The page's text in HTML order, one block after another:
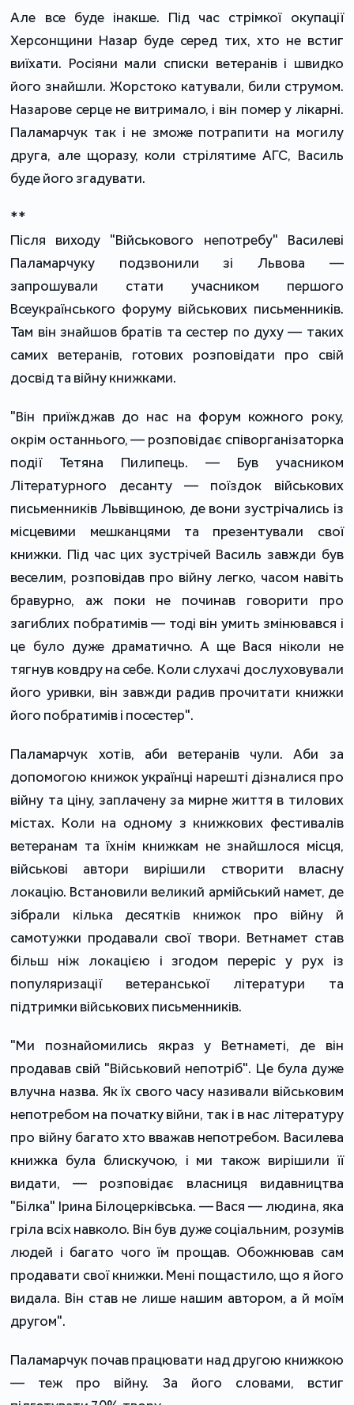
Але все буде інакше. Під час стрімкої окупації
Херсонщини Назар буде серед тих, хто не встиг
виїхати. Росіяни мали списки ветеранів і швидко
його знайшли. Жорстоко катували, били струмом.
Назарове серце не витримало, і він помер у лікарні.
Паламарчук так і не зможе потрапити на могилу
друга, але щоразу, коли стрілятиме АГС, Василь
буде його згадувати.
**
Після виходу "Військового непотребу" Василеві
Паламарчуку подзвонили зі Львова —
запрошували стати учасником першого
Всеукраїнського форуму військових письменників.
Там він знайшов братів та сестер по духу — таких
самих ветеранів, готових розповідати про свій
досвід та війну книжками.
"Він приїжджав до нас на форум кожного року,
окрім останнього, — розповідає співорганізаторка
події Тетяна Пилипець. — Був учасником
Літературного десанту — поїздок військових
письменників Львівщиною, де вони зустрічались із
місцевими мешканцями та презентували свої
книжки. Під час цих зустрічей Василь завжди був
веселим, розповідав про війну легко, часом навіть
бравурно, аж поки не починав говорити про
загиблих побратимів — тоді він умить змінювався і
це було дуже драматично. А ще Вася ніколи не
тягнув ковдру на себе. Коли слухачі дослуховували
його уривки, він завжди радив прочитати книжки
його побратимів і посестер".
Паламарчук хотів, аби ветеранів чули. Аби за
допомогою книжок українці нарешті дізналися про
війну та ціну, заплачену за мирне життя в тилових
містах. Коли на одному з книжкових фестивалів
ветеранам та їхнім книжкам не знайшлося місця,
військові автори вирішили створити власну
локацію. Встановили великий армійський намет, де
зібрали кілька десятків книжок про війну й
самотужки продавали свої твори. Ветнамет став
більш ніж локацією і згодом переріс у рух із
популяризації ветеранської літератури та
підтримки військових письменників.
"Ми познайомились якраз у Ветнаметі, де він
продавав свій "Військовий непотріб". Це була дуже
влучна назва. Як їх свого часу називали військовим
непотребом на початку війни, так і в нас літературу
про війну багато хто вважав непотребом. Василева
книжка була блискучою, і ми також вирішили її
видати, — розповідає власниця видавництва
"Білка" Ірина Білоцерківська. — Вася — людина, яка
гріла всіх навколо. Він був дуже соціальним, розумів
людей і багато чого їм прощав. Обожнював сам
продавати свої книжки. Мені пощастило, що я його
видала. Він став не лише нашим автором, а й моїм
другом".
Паламарчук почав працювати над другою книжкою
— теж про війну. За його словами, встиг